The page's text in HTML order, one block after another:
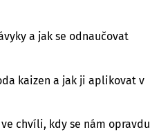
a jak se odnaučovat
kaizen a jak ji aplikovat v
chvíli, kdy se nám opravdu